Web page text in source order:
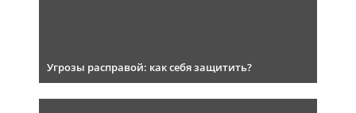
Угрозы расправой: как себя защитить?